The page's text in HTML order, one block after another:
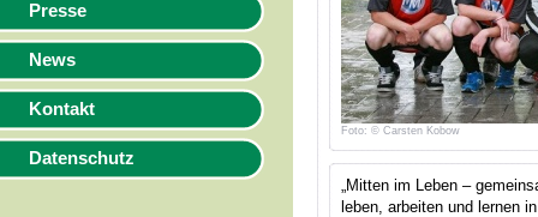
Presse
News
Kontakt
Datenschutz
Foto: © Carsten Kobow
„Mitten im Leben –
leben, arbeiten und lernen